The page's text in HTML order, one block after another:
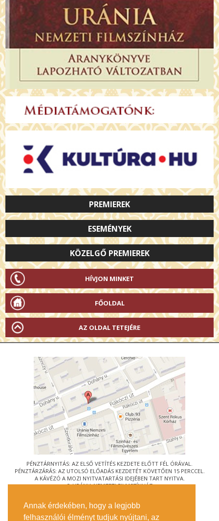
Annak érdekében, hogy a legjobb
felhasználói élményt tudjuk nyújtani, az
PREMIEREK
ESEMÉNYEK
KÖZELGŐ PREMIEREK
HÍVJON MINKET
FŐOLDAL
AZ OLDAL TETEJÉRE
PÉNZTÁRNYITÁS: AZ ELSŐ VETÍTÉS KEZDETE ELŐTT FÉL ÓRÁVAL.
PÉNZTÁRZÁRÁS: AZ UTOLSÓ ELŐADÁS KEZDETÉT KÖVETŐEN 15 PERCCEL.
A KÁVÉZÓ A MOZI NYITVATARTÁSI IDEJÉBEN TART NYITVA.
© URÁNIA NEMZETI FILMSZÍNHÁZ
1088 BUDAPEST, RÁKÓCZI ÚT 21.